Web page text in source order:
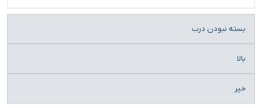
بسته نبودن درب
بالا
خیر